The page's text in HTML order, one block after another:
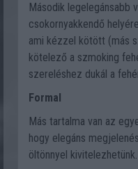
Második legelegánsabb
csokornyakkendő
ami kézzel kötött (más
kötelező a szmoking
szereléshez dukál a
Formal
Más tartalma van az
hogy elegáns
öltönnyel kivitelezhetünk.